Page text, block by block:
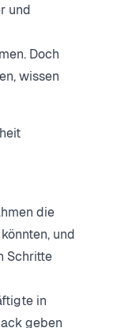
und
Doch
wissen
die
und
Schritte
in
geben